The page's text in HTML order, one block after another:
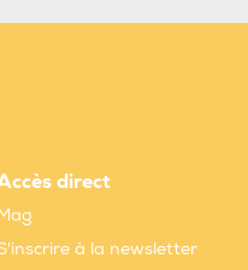
direct
à la newsletter